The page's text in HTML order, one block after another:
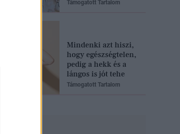
Támogatott Tartalom
Mindenki azt hiszi,
hogy egészségtelen,
pedig a hekk és a
lángos is jót tehe
Támogatott Tartalom